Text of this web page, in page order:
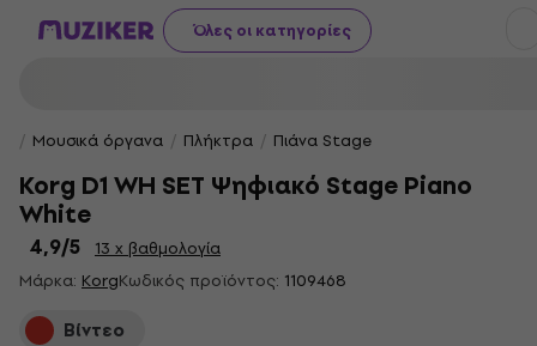
Όλες οι κατηγορίες
Μουσικά όργανα Πλήκτρα Πιάνα Stage
Korg D1 WH SET Ψηφιακό Stage Piano
White
4,9/5
13 x βαθμολογία
Μάρκα: KorgΚωδικός προϊόντος: 1109468
Βίντεο